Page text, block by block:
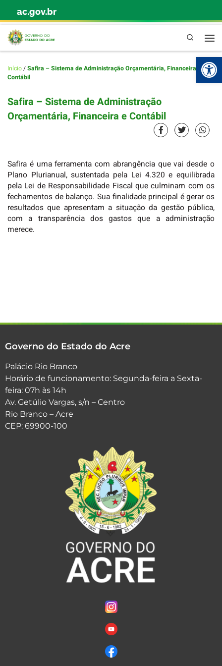
Skip to content
ac.gov.br
Pesquisa
Início/Safira – Sistema de Administração Orçamentária, Financeira e
Contábil
Safira – Sistema de Administração
Orçamentária, Financeira e Contábil
Safira é uma ferramenta com abrangência que vai desde o
Plano Plurianual, sustentada pela Lei 4.320 e equilibrada
pela Lei de Responsabilidade Fiscal que culminam com os
fechamentos de balanço. Sua finalidade principal é gerar os
resultados que apresentam a situação da gestão pública,
com a transparência dos gastos que a administração
merece.
Governo do Estado do Acre
Palácio Rio Branco
Horário de funcionamento: Segunda-feira a Sexta-
feira: 07h às 14h
Av. Getúlio Vargas, s/n – Centro
Rio Branco – Acre
CEP: 69900-100